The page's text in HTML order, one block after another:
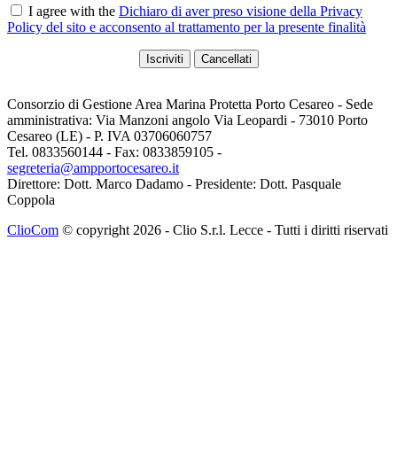
I agree with the Dichiaro di aver preso visione della Privacy
Policy del sito e acconsento al trattamento per la presente finalità
Consorzio di Gestione Area Marina Protetta Porto Cesareo - Sede
amministrativa: Via Manzoni angolo Via Leopardi - 73010 Porto
Cesareo (LE) - P. IVA 03706060757
Tel. 0833560144 - Fax: 0833859105 -
segreteria@ampportocesareo.it
Direttore: Dott. Marco Dadamo - Presidente: Dott. Pasquale
Coppola
ClioCom © copyright 2026 - Clio S.r.l. Lecce - Tutti i diritti riservati